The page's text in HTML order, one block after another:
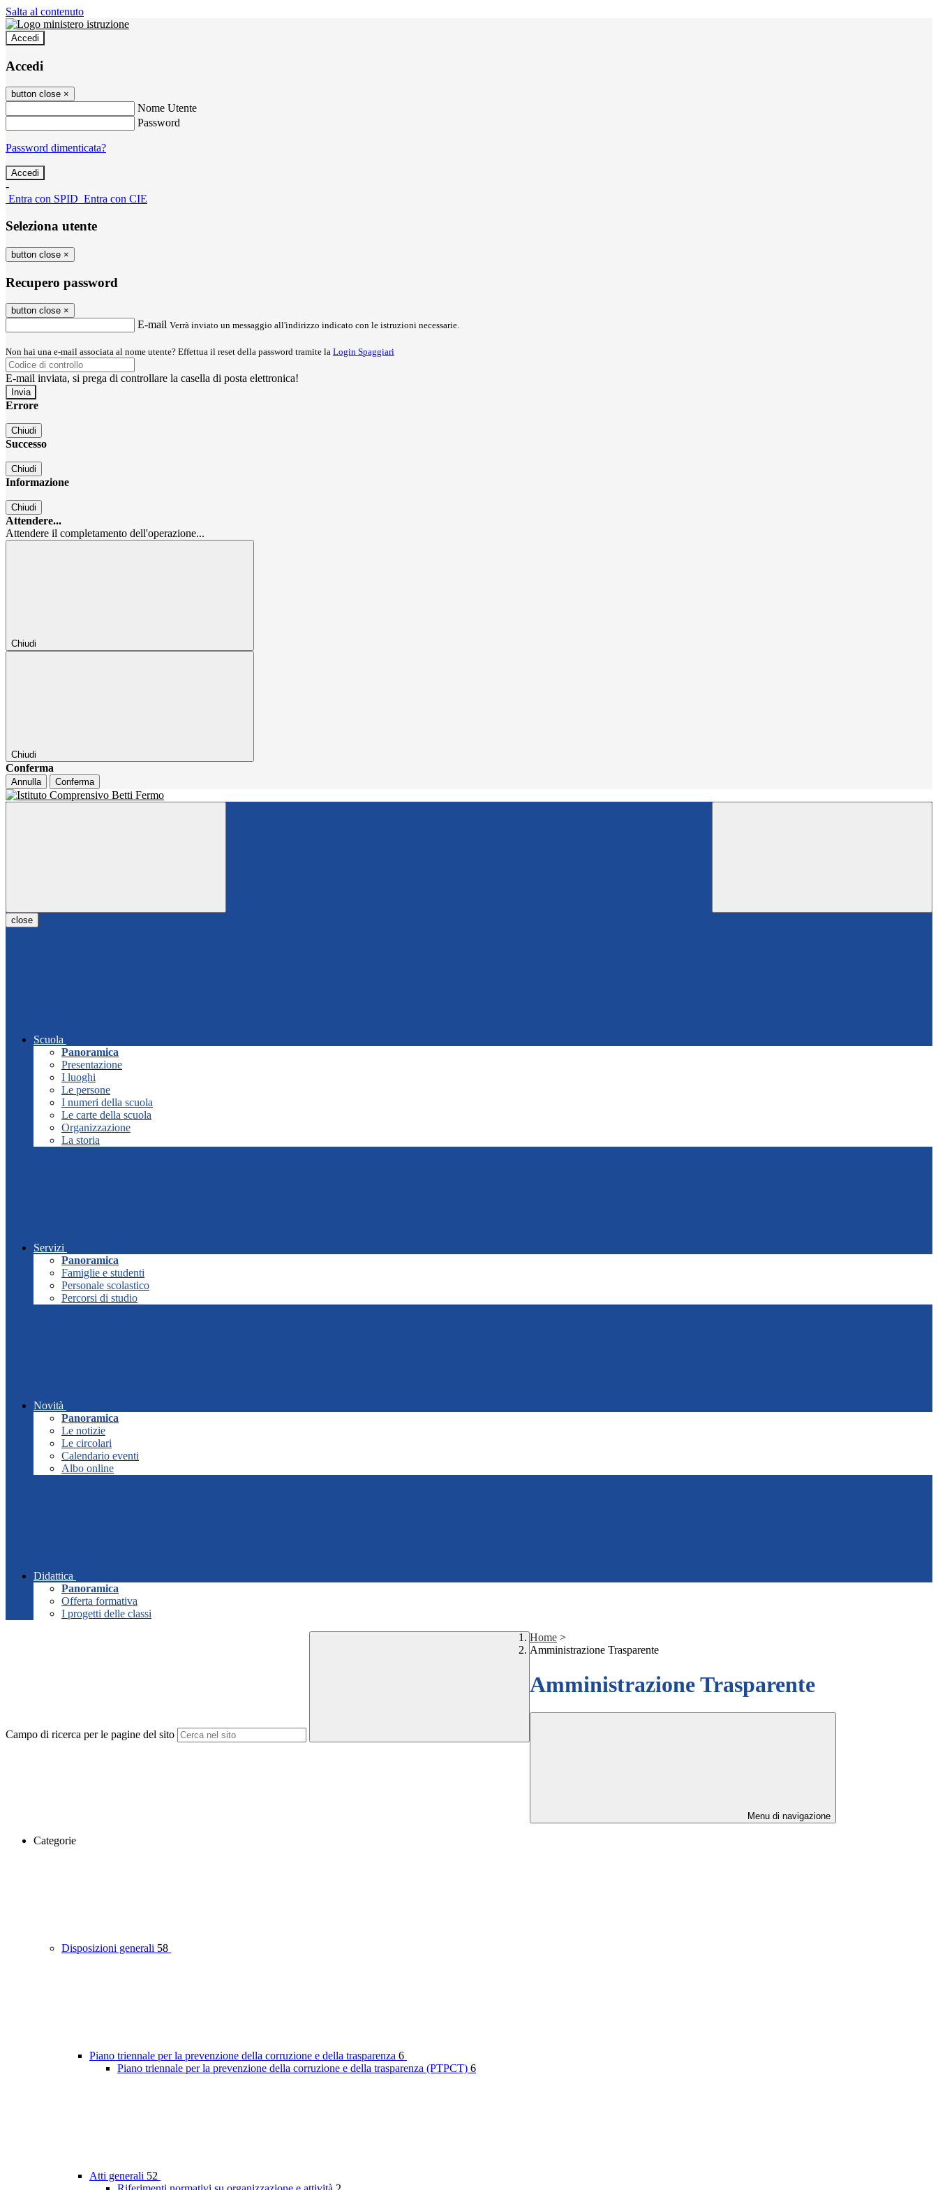
Salta al contenuto
Accedi
Accedi
button close ×
Nome Utente
Password
Password dimenticata?
-
Entra con SPID Entra con CIE
Seleziona utente
button close ×
Recupero password
button close ×
E-mail Verrà inviato un messaggio all'indirizzo indicato con le istruzioni necessarie.
Non hai una e-mail associata al nome utente? Effettua il reset della password tramite la Login Spaggiari
E-mail inviata, si prega di controllare la casella di posta elettronica!
Errore
Chiudi
Successo
Chiudi
Informazione
Chiudi
Attendere...
Attendere il completamento dell'operazione...
Chiudi
Chiudi
Conferma
Annulla Conferma
close
Scuola
Panoramica
Presentazione
I luoghi
Le persone
I numeri della scuola
Le carte della scuola
Organizzazione
La storia
Servizi
Panoramica
Famiglie e studenti
Personale scolastico
Percorsi di studio
Novità
Panoramica
Le notizie
Le circolari
Calendario eventi
Albo online
Didattica
Panoramica
Offerta formativa
I progetti delle classi
Campo di ricerca per le pagine del sito
Home >
Amministrazione Trasparente
Amministrazione Trasparente
Menu di navigazione
Categorie
Disposizioni generali 58
Piano triennale per la prevenzione della corruzione e della trasparenza 6
Piano triennale per la prevenzione della corruzione e della trasparenza (PTPCT) 6
Atti generali 52